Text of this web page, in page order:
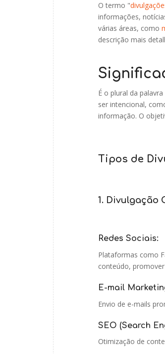
O termo "
informações,
várias áreas, como
descrição mais
É o plural da
ser intencional,
informação. O
Tipos de
1. Divulgação
Redes Sociais:
Plataformas como
conteúdo,
E-mail
Envio de e-mails
SEO (Search
Otimização de